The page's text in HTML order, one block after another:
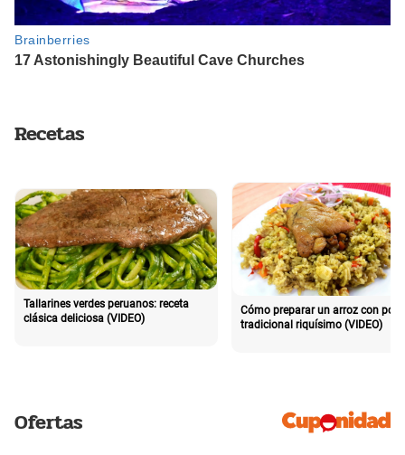
Recetas
Tallarines verdes peruanos: receta
clásica deliciosa (VIDEO)
Cómo preparar un arroz con pollo
tradicional riquísimo (VIDEO)
Ofertas